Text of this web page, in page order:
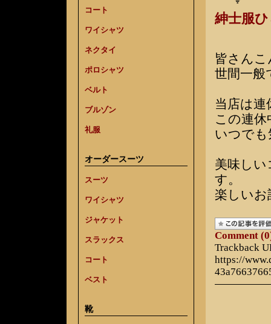
コート
ワイシャツ
ネクタイ
ポロシャツ
ベルト
ブルゾン
礼服
オーダースーツ
スーツ
ワイシャツ
ジャケット
スラックス
コート
ベスト
靴
紳士服
皆さん
世間一般
当店は
この連
いつで
美味し
す。
楽しい
Comment
Trackback
https://